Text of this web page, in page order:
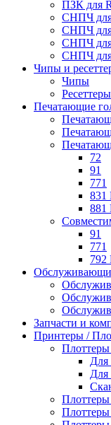
ПЗК для
СНПЧ для
СНПЧ для
СНПЧ
СНПЧ
Чипы и
Чипы
Ресеттеры
Печатающие
72
91
771
831
881
91
771
792
Запчасти и
Принтеры /
Для
Для